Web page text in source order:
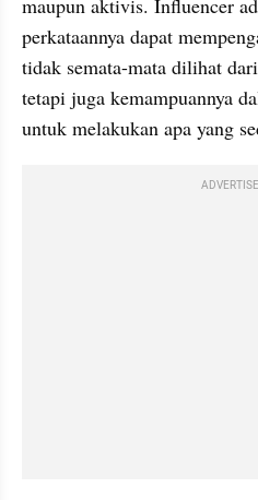
maupun aktivis. Influencer
perkataannya dapat
tidak semata-mata dilihat
tetapi juga kemampuannya
untuk melakukan apa yang